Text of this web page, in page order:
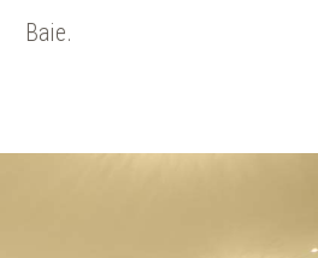
Baie.